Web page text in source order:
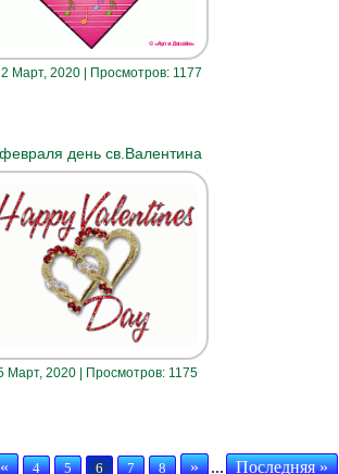
Март, 2020| Просмотров: 1177
день св.Валентина
Март, 2020 | Просмотров: 1175
« 4 5 6 7 8 » ... Последняя »